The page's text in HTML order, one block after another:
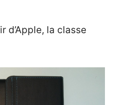
d’Apple, la classe